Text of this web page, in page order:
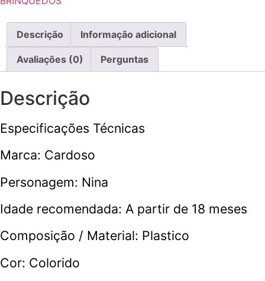
Descrição Informação adicional
Avaliações (0) Perguntas
Descrição
Especificações Técnicas
Marca: Cardoso
Personagem: Nina
Idade recomendada: A partir de 18 meses
Composição / Material: Plastico
Cor: Colorido